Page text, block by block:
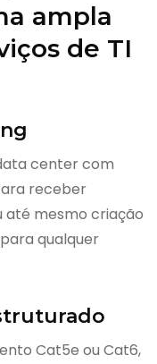
ampla
de TI
center com
receber
até mesmo criação
qualquer
Cat5e ou Cat6,